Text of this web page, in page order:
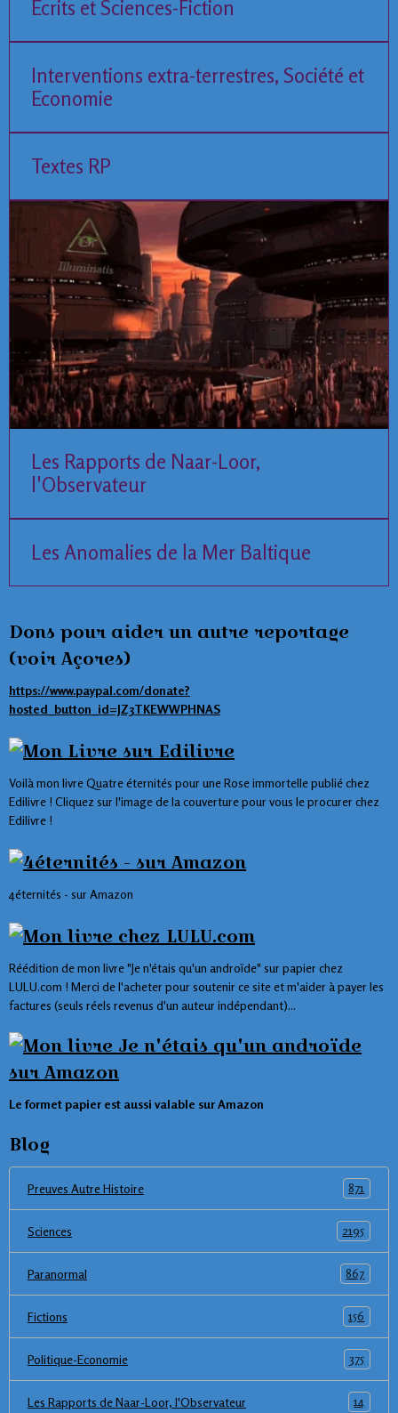
Ecrits et Sciences-Fiction
Interventions extra-terrestres, Société et
Economie
Textes RP
Les Rapports de Naar-Loor,
l'Observateur
Les Anomalies de la Mer Baltique
Dons pour aider un autre reportage
(voir Açores)
https://www.paypal.com/donate?
hosted_button_id=JZ3TKEWWPHNAS
Voilà mon livre Quatre éternités pour une Rose immortelle publié chez
Edilivre ! Cliquez sur l'image de la couverture pour vous le procurer chez
Edilivre !
4éternités - sur Amazon
Réédition de mon livre "Je n'étais qu'un androïde" sur papier chez
LULU.com ! Merci de l'acheter pour soutenir ce site et m'aider à payer les
factures (seuls réels revenus d'un auteur indépendant)...
Le formet papier est aussi valable sur Amazon
Blog
Preuves Autre Histoire 871
Sciences 2195
Paranormal 867
Fictions 156
Politique-Economie 375
Les Rapports de Naar-Loor, l'Observateur 14